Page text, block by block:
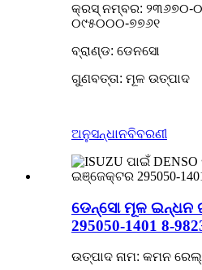
କ୍ରସ୍ ନମ୍ବର: ୨୩୬୭୦-
୦୯୫୦୦୦-୭୭୬୧
ବ୍ରାଣ୍ଡ: ଡେନସୋ
ଗୁଣବତ୍ତା: ମୂଳ ଉତ୍ପାଦ
ଅନୁସନ୍ଧାନବିବରଣୀ
ଡେନ୍ସୋ ମୂଳ ଇନ୍ଧନ
295050-1401 8-
ଉତ୍ପାଦ ନାମ: କମନ